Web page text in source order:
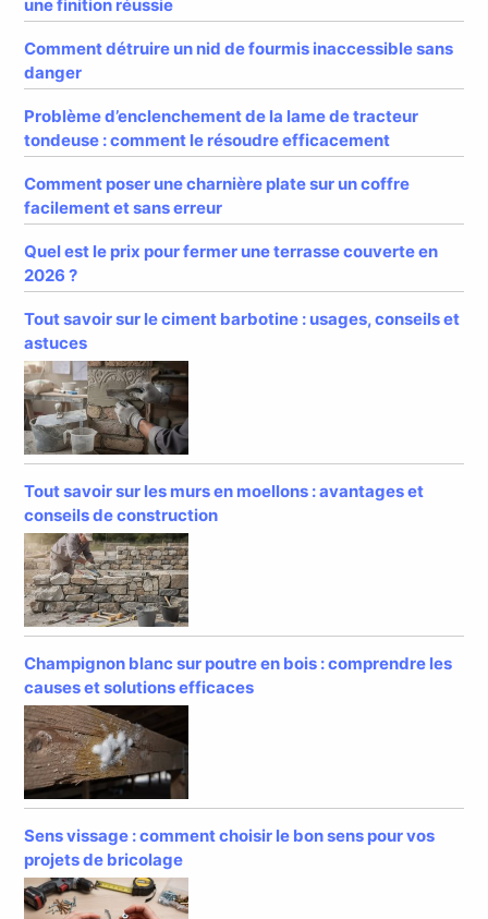
une finition réussie
Comment détruire un nid de fourmis inaccessible sans
danger
Problème d’enclenchement de la lame de tracteur
tondeuse : comment le résoudre efficacement
Comment poser une charnière plate sur un coffre
facilement et sans erreur
Quel est le prix pour fermer une terrasse couverte en
2026 ?
Tout savoir sur le ciment barbotine : usages, conseils et
astuces
Tout savoir sur les murs en moellons : avantages et
conseils de construction
Champignon blanc sur poutre en bois : comprendre les
causes et solutions efficaces
Sens vissage : comment choisir le bon sens pour vos
projets de bricolage